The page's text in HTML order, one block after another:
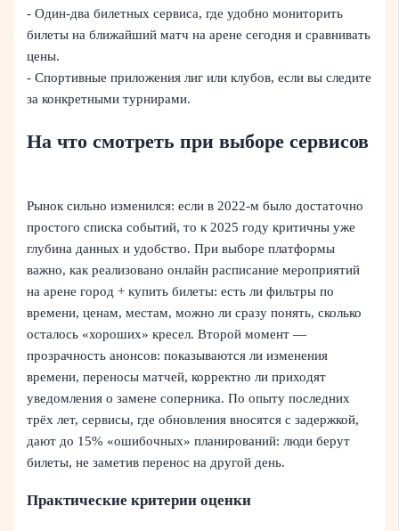
- Один‑два билетных сервиса, где удобно мониторить
билеты на ближайший матч на арене сегодня и сравнивать
цены.
- Спортивные приложения лиг или клубов, если вы следите
за конкретными турнирами.
На что смотреть при выборе сервисов
Рынок сильно изменился: если в 2022‑м было достаточно
простого списка событий, то к 2025 году критичны уже
глубина данных и удобство. При выборе платформы
важно, как реализовано онлайн расписание мероприятий
на арене город + купить билеты: есть ли фильтры по
времени, ценам, местам, можно ли сразу понять, сколько
осталось «хороших» кресел. Второй момент —
прозрачность анонсов: показываются ли изменения
времени, переносы матчей, корректно ли приходят
уведомления о замене соперника. По опыту последних
трёх лет, сервисы, где обновления вносятся с задержкой,
дают до 15% «ошибочных» планирований: люди берут
билеты, не заметив перенос на другой день.
Практические критерии оценки